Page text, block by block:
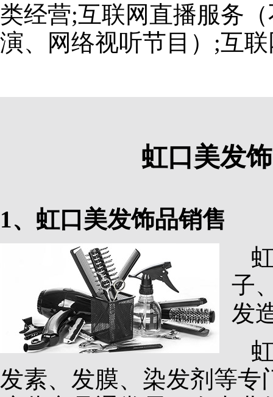
类经营;互联网直播服务
演、网络视听节目）;互
虹口美发
1、虹口美发饰品销售
子
发
发素、发膜、染发剂等